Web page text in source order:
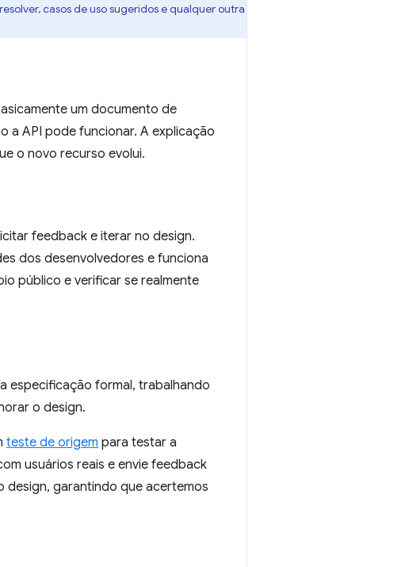
casos de uso sugeridos e qualquer outra
um documento de
a API pode funcionar. A explicação
o novo recurso evolui.
feedback e iterar no design.
dos desenvolvedores e funciona
público e verificar se realmente
especificação formal, trabalhando
o design.
teste de origem para testar a
usuários reais e envie feedback
design, garantindo que acertemos